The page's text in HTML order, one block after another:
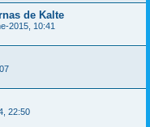
de Kalte
2015, 10:41
22:50